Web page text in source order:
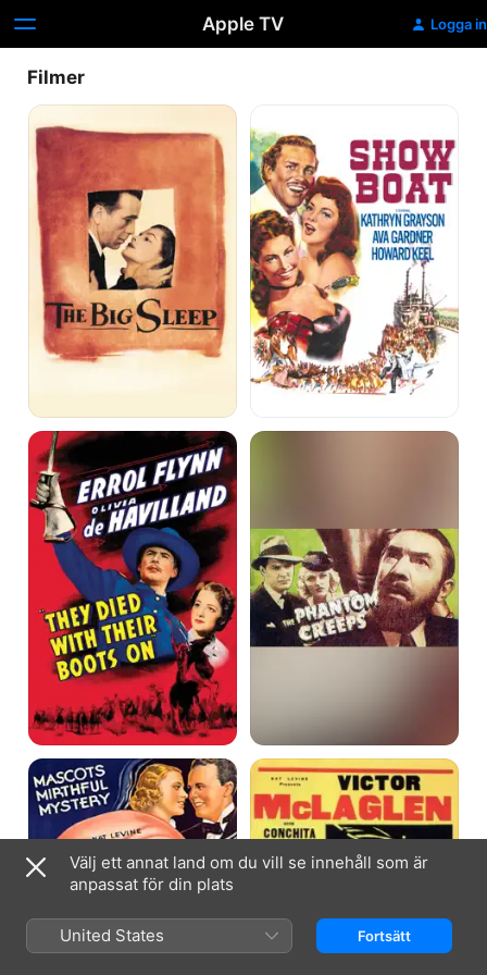
Apple TV Logga in
Filmer
Utpressning
Boat
They
Died
With
Their
Boots
On
The
One
Frightened
Night
Laughing
Life
Välj ett annat land om du vill se innehåll som är
anpassat för din plats
United States Fortsätt